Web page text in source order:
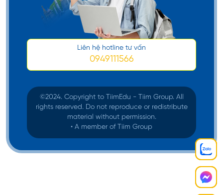
Liên hệ hotline tư vấn
0949111566
©️2024. Copyright to TiimEdu - Tiim Group. All
rights reserved. Do not reproduce or redistribute
material without permission.
• A member of Tiim Group